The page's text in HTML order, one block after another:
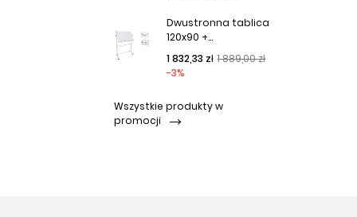
Dwustronna tablica
120x90 +...
Cena podstawowa
1 889,00 zł
-3%
Cena
1 832,33 zł
Wszystkie produkty w
promocji